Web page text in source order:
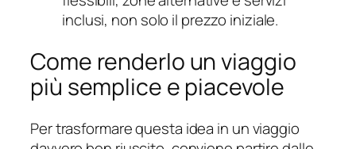
inclusi, non solo il prezzo iniziale.
Come renderlo un viaggio
più semplice e piacevole
Per trasformare questa idea in un viaggio